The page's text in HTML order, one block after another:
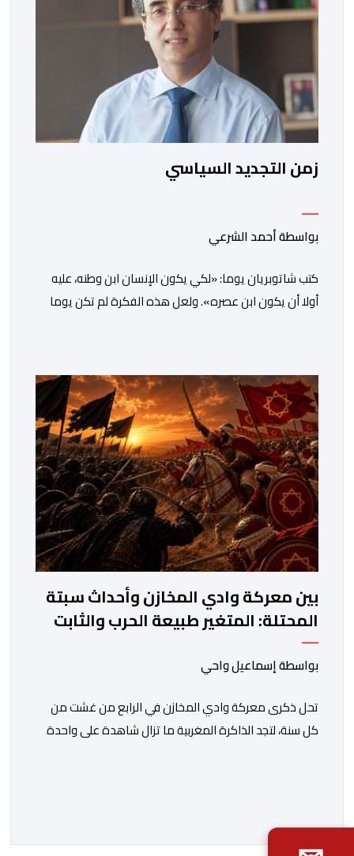
زمن التجديد السياسي
بواسطة أحمد الشرعي
كتب شاتوبريان يوما: «لكي يكون الإنسان ابن وطنه، عليه
أولا أن يكون ابن عصره». ولعل هذه الفكرة لم تكن يوما
فمنذ أكثر من عقدين، وبقيادة صاحب الجلالة الملك محمد
السادس، شهدت المملكة تحولات عميقة على مختلف
المستويات.غير أن […]
بين معركة وادي المخازن وأحداث سبتة
المحتلة: المتغير طبيعة الحرب والثابت
جدار الصد الوطني
بواسطة إسماعيل واحي
تحل ذكرى معركة وادي المخازن في الرابع من غشت من
كل سنة، لتجد الذاكرة المغربية ما تزال شاهدة على واحدة
يجدون انقساما داخليا يمكن استغلاله. في […]